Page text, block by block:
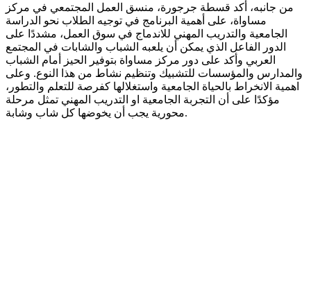
من جانبه، أكد قسطة جرجورة، منسق العمل المجتمعي في مركز
مساواة، على أهمية البرنامج في توجيه الطلاب نحو الدراسة
الجامعية والتدريب المهني للاندماج في سوق العمل، مشددًا على
الدور الفاعل الذي يمكن أن يلعبه الشباب والشابات في المجتمع
العربي وأكد على دور مركز مساواة بتوفير الحيز أمام الشباب
والمدارس والمؤسسات للتشبيك وتنظيم نشاط من هذا النوع. وعلى
اهمية الانخراط بالحياة الجامعية واستغلالها كفرصة للتعلم والتطور،
مؤكدًا على أن التجربة الجامعية او التدريب المهني تمثل مرحلة
محورية يجب أن يخوضها كل شاب وشابة.